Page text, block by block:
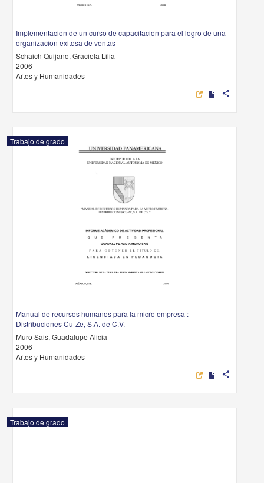
Implementacion de un curso de capacitacion para el logro de una
organizacion exitosa de ventas
Schaich Quijano, Graciela Lilia
2006
Artes y Humanidades
share
Trabajo de grado
Manual de recursos humanos para la micro empresa :
Distribuciones Cu-Ze, S.A. de C.V.
Muro Sais, Guadalupe Alicia
2006
Artes y Humanidades
share
Trabajo de grado